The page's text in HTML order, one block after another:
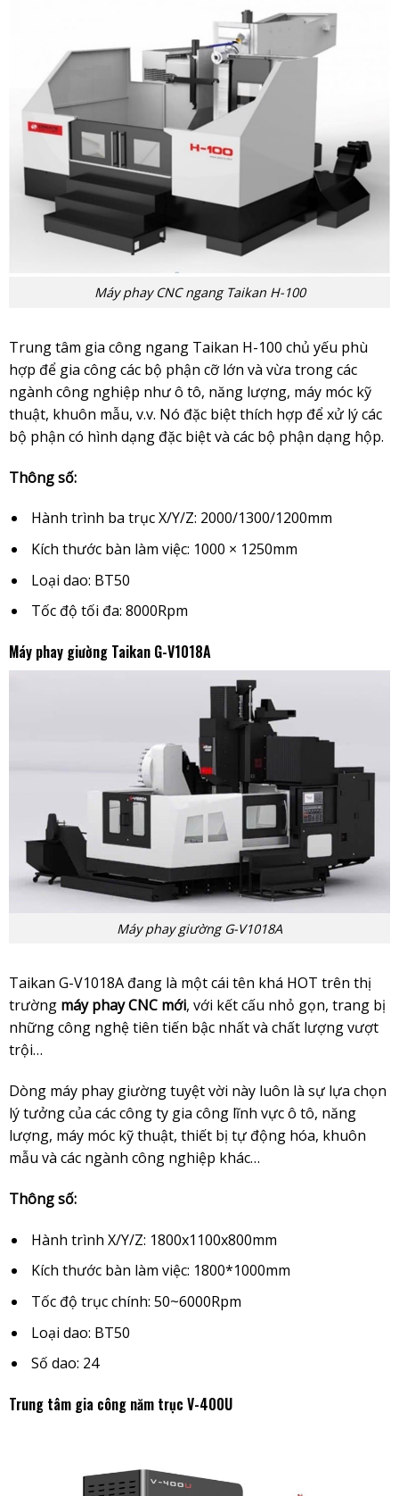
Máy phay CNC ngang Taikan H-100
Trung tâm gia công ngang Taikan H-100 chủ yếu phù
hợp để gia công các bộ phận cỡ lớn và vừa trong các
ngành công nghiệp như ô tô, năng lượng, máy móc kỹ
thuật, khuôn mẫu, v.v. Nó đặc biệt thích hợp để xử lý các
bộ phận có hình dạng đặc biệt và các bộ phận dạng hộp.
Thông số:
Hành trình ba trục X/Y/Z: 2000/1300/1200mm
Kích thước bàn làm việc: 1000 × 1250mm
Loại dao: BT50
Tốc độ tối đa: 8000Rpm
Máy phay giường Taikan G-V1018A
Máy phay giường G-V1018A
Taikan G-V1018A đang là một cái tên khá HOT trên thị
trường máy phay CNC mới, với kết cấu nhỏ gọn, trang bị
những công nghệ tiên tiến bậc nhất và chất lượng vượt
trội…
Dòng máy phay giường tuyệt vời này luôn là sự lựa chọn
lý tưởng của các công ty gia công lĩnh vực ô tô, năng
lượng, máy móc kỹ thuật, thiết bị tự động hóa, khuôn
mẫu và các ngành công nghiệp khác…
Thông số:
Hành trình X/Y/Z: 1800x1100x800mm
Kích thước bàn làm việc: 1800*1000mm
Tốc độ trục chính: 50~6000Rpm
Loại dao: BT50
Số dao: 24
Trung tâm gia công năm trục V-400U